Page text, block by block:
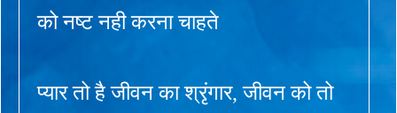
को नष्ट नही करना चाहते
प्यार तो है जीवन का श्रृंगार, जीवन को तो